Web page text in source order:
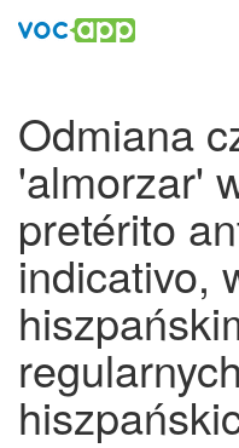
Odmiana
'almorzar'
pretérito
indicativo,